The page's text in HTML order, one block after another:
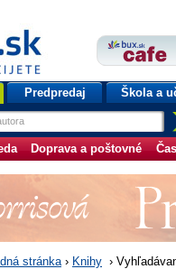
Predpredaj Škola a
Doprava a poštovné
stránka› Knihy ›